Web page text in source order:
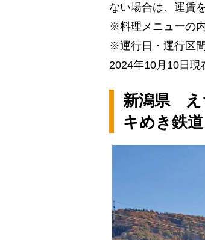
ない場合は、運賃
※料理メニューの
※運行日・運行区
2024年10月10日現
新潟県 え
キめき鉄道